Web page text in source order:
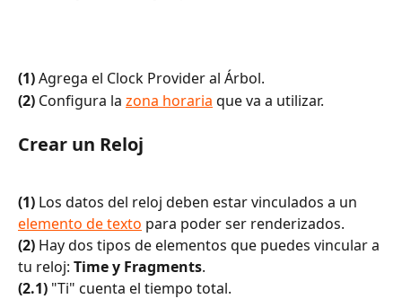
(1) Agrega el Clock Provider al Árbol.
(2) Configura la zona horaria que va a utilizar.
Crear un Reloj
(1) Los datos del reloj deben estar vinculados a un
elemento de texto para poder ser renderizados.
(2) Hay dos tipos de elementos que puedes vincular a
tu reloj: Time y Fragments.
(2.1) "Ti" cuenta el tiempo total.